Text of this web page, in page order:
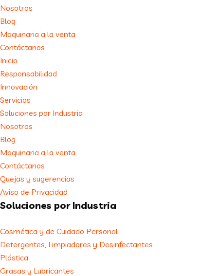
Nosotros
Blog
Maquinaria a la venta
Contáctanos
Inicio
Responsabilidad
Innovación
Servicios
Soluciones por Industria
Nosotros
Blog
Maquinaria a la venta
Contáctanos
Quejas y sugerencias
Aviso de Privacidad
Soluciones por Industria
Cosmética y de Cuidado Personal
Detergentes, Limpiadores y Desinfectantes
Plástica
Grasas y Lubricantes